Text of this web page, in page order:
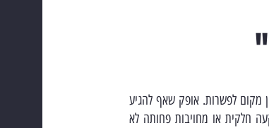
מקום לפשרות. אופק שאף להגיע
חלקית או מחויבות פחותה לא